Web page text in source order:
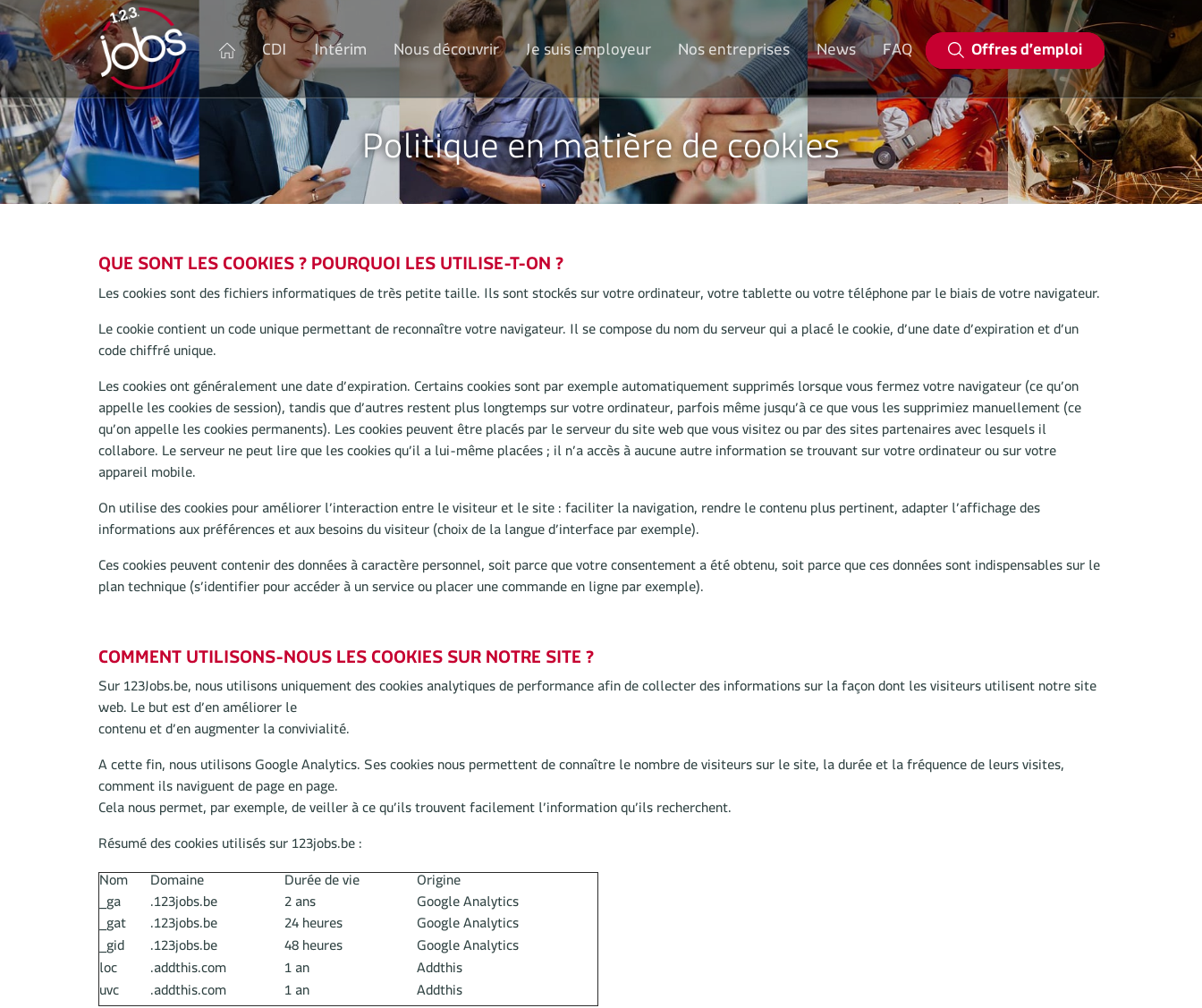
CDI Intérim Nous découvrir Je suis employeur Nos entreprises News FAQ Offres d’emploi
Politique en matière de cookies
QUE SONT LES COOKIES ? POURQUOI LES UTILISE-T-ON ?
Les cookies sont des fichiers informatiques de très petite taille. Ils sont stockés sur votre ordinateur, votre tablette ou votre téléphone par le biais de votre navigateur.
Le cookie contient un code unique permettant de reconnaître votre navigateur. Il se compose du nom du serveur qui a placé le cookie, d’une date d’expiration et d’un
code chiffré unique.
Les cookies ont généralement une date d’expiration. Certains cookies sont par exemple automatiquement supprimés lorsque vous fermez votre navigateur (ce qu’on
appelle les cookies de session), tandis que d’autres restent plus longtemps sur votre ordinateur, parfois même jusqu’à ce que vous les supprimiez manuellement (ce
qu’on appelle les cookies permanents). Les cookies peuvent être placés par le serveur du site web que vous visitez ou par des sites partenaires avec lesquels il
collabore. Le serveur ne peut lire que les cookies qu’il a lui-même placées ; il n’a accès à aucune autre information se trouvant sur votre ordinateur ou sur votre
appareil mobile.
On utilise des cookies pour améliorer l’interaction entre le visiteur et le site : faciliter la navigation, rendre le contenu plus pertinent, adapter l’affichage des
informations aux préférences et aux besoins du visiteur (choix de la langue d’interface par exemple).
Ces cookies peuvent contenir des données à caractère personnel, soit parce que votre consentement a été obtenu, soit parce que ces données sont indispensables sur le
plan technique (s’identifier pour accéder à un service ou placer une commande en ligne par exemple).
COMMENT UTILISONS-NOUS LES COOKIES SUR NOTRE SITE ?
Sur 123Jobs.be, nous utilisons uniquement des cookies analytiques de performance afin de collecter des informations sur la façon dont les visiteurs utilisent notre site
web. Le but est d’en améliorer le
contenu et d’en augmenter la convivialité.
A cette fin, nous utilisons Google Analytics. Ses cookies nous permettent de connaître le nombre de visiteurs sur le site, la durée et la fréquence de leurs visites,
comment ils naviguent de page en page.
Cela nous permet, par exemple, de veiller à ce qu’ils trouvent facilement l’information qu’ils recherchent.
Résumé des cookies utilisés sur 123jobs.be :
Nom
Domaine Durée de vie Origine
_ga .123jobs.be 2 ans Google Analytics
_gat .123jobs.be 24 heures
Google Analytics
_gid
.123jobs.be 48 heures
Google Analytics
loc
.addthis.com 1 an
Addthis
uvc
.addthis.com 1 an Addthis